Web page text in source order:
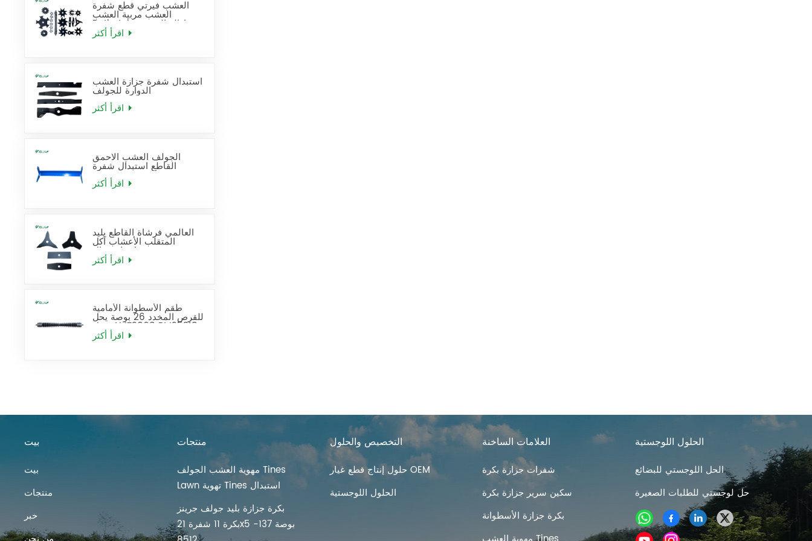
العشب فيرتي قطع شفرة
العشب مربية العشب
Dethatcher إزالة القش
شفرة استبدال
استبدال شفرة جزازة العشب
الدوارة للجولف
الجولف العشب الاحمق
القاطع استبدال شفرة
العالمي فرشاة القاطع بليد
المتقلب الأعشاب آكل
شفرات استبدال
طقم الأسطوانة الأمامية
للقرص المخدد 26 بوصة يحل
محل AMT2968 BM25318
بيت
بيت
منتجات
خبر
منتجات
مهوية العشب الجولف Tines
Lawn تهوية Tines استبدال
بكرة جزازة بليد جولف جرينز
بكرة 11 شفرة 21x5 بوصة 137-
التخصيص والحلول
حلول إنتاج قطع غيار OEM
الحلول اللوجستية
العلامات الساخنة
شفرات جزازة بكرة
سكين سرير جزازة بكرة
بكرة جزازة الأسطوانة
الحلول اللوجستية
الحل اللوجستي للبضائع
حل لوجستي للطلبات الصغيرة